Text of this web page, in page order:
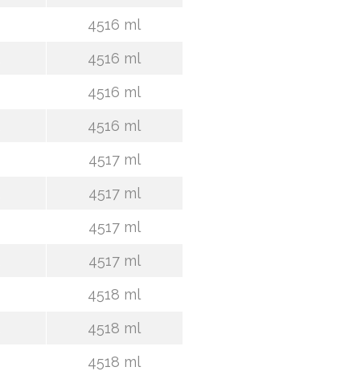
4516 ml
4516 ml
4516 ml
4516 ml
4517 ml
4517 ml
4517 ml
4517 ml
4518 ml
4518 ml
4518 ml